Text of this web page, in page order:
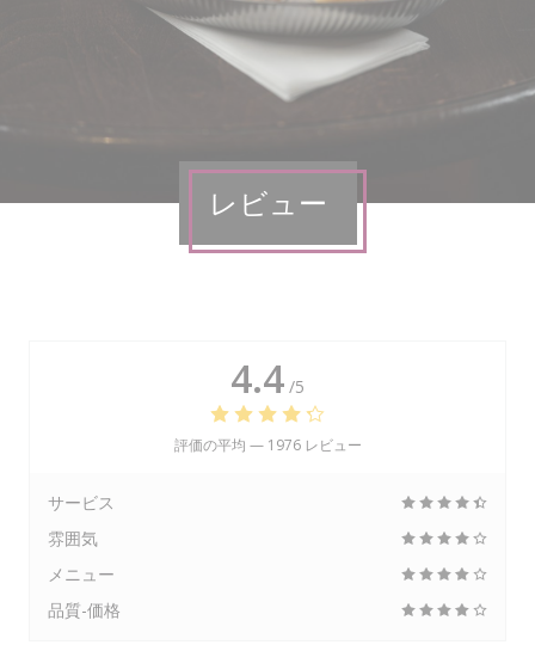
レビュー
4.4 /5
評価の平均 — 1976 レビュー
サービス
雰囲気
メニュー
品質-価格